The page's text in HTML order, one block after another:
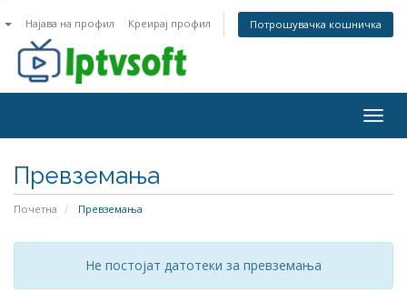
Најава на профил Креирај профил Потрошувачка кошничка
Превземања
Почетна Превземања
Не постојат датотеки за превземања